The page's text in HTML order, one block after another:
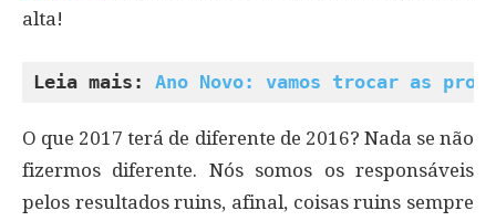
alta!
Leia mais: Ano Novo: vamos trocar as
O que 2017 terá de diferente de 2016? Nada se não
fizermos diferente. Nós somos os responsáveis
pelos resultados ruins, afinal, coisas ruins sempre